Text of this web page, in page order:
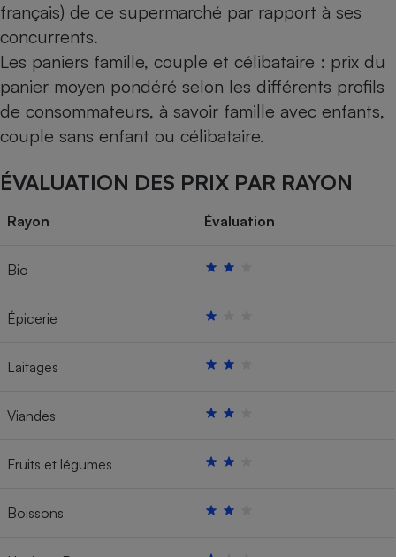
français) de ce supermarché par rapport à ses
concurrents.
Les paniers famille, couple et célibataire : prix du
panier moyen pondéré selon les différents profils
de consommateurs, à savoir famille avec enfants,
couple sans enfant ou célibataire.
ÉVALUATION DES PRIX PAR RAYON
Rayon Évaluation
Bio
Épicerie
Laitages
Viandes
Fruits et légumes
Boissons